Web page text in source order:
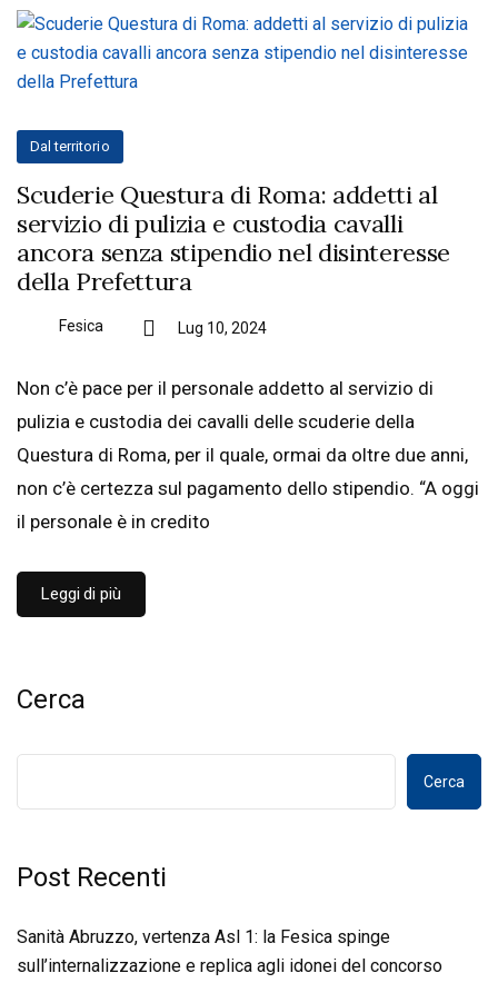
Dal territorio
Scuderie Questura di Roma: addetti al
servizio di pulizia e custodia cavalli
ancora senza stipendio nel disinteresse
della Prefettura
Fesica Lug 10, 2024
Non c’è pace per il personale addetto al servizio di
pulizia e custodia dei cavalli delle scuderie della
Questura di Roma, per il quale, ormai da oltre due anni,
non c’è certezza sul pagamento dello stipendio. “A oggi
il personale è in credito
Leggi di più
Cerca
Cerca
Post Recenti
Sanità Abruzzo, vertenza Asl 1: la Fesica spinge
sull’internalizzazione e replica agli idonei del concorso